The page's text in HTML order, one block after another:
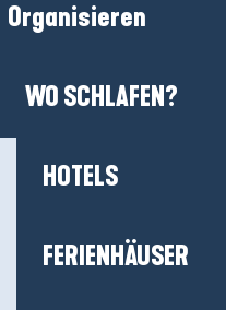
Organisieren
WO SCHLAFEN?
HOTELS
FERIENHÄUSER
Sie uns
hier klicken